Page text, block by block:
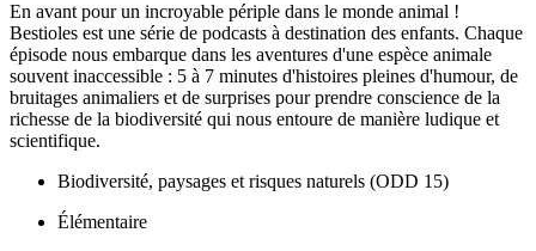
En avant pour un incroyable périple dans le monde animal !
Bestioles est une série de podcasts à destination des enfants. Chaque
épisode nous embarque dans les aventures d'une espèce animale
souvent inaccessible : 5 à 7 minutes d'histoires pleines d'humour, de
bruitages animaliers et de surprises pour prendre conscience de la
richesse de la biodiversité qui nous entoure de manière ludique et
scientifique.
Biodiversité, paysages et risques naturels (ODD 15)
Élémentaire